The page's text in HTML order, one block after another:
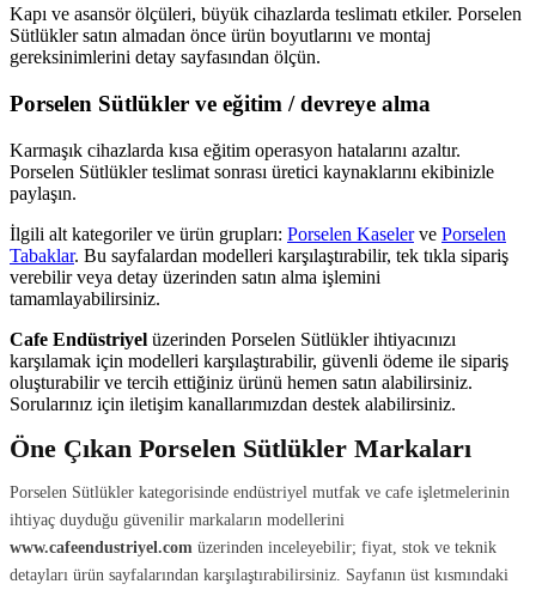
Kapı ve asansör ölçüleri, büyük cihazlarda teslimatı etkiler. Porselen
Sütlükler satın almadan önce ürün boyutlarını ve montaj
gereksinimlerini detay sayfasından ölçün.
Porselen Sütlükler ve eğitim / devreye alma
Karmaşık cihazlarda kısa eğitim operasyon hatalarını azaltır.
Porselen Sütlükler teslimat sonrası üretici kaynaklarını ekibinizle
paylaşın.
İlgili alt kategoriler ve ürün grupları: Porselen Kaselerve Porselen
Tabaklar. Bu sayfalardan modelleri karşılaştırabilir, tek tıkla sipariş
verebilir veya detay üzerinden satın alma işlemini
tamamlayabilirsiniz.
Cafe Endüstriyel üzerinden Porselen Sütlükler ihtiyacınızı
karşılamak için modelleri karşılaştırabilir, güvenli ödeme ile sipariş
oluşturabilir ve tercih ettiğiniz ürünü hemen satın alabilirsiniz.
Sorularınız için iletişim kanallarımızdan destek alabilirsiniz.
Öne Çıkan Porselen Sütlükler Markaları
Porselen Sütlükler kategorisinde endüstriyel mutfak ve cafe işletmelerinin
ihtiyaç duyduğu güvenilir markaların modellerini
www.cafeendustriyel.com üzerinden inceleyebilir; fiyat, stok ve teknik
detayları ürün sayfalarından karşılaştırabilirsiniz. Sayfanın üst kısmındaki